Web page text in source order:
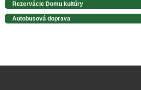
Rezervácie Domu kultúry
Autobusová doprava